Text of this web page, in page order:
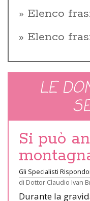
Elenco
Elenco
LE
Si può
Gli Specialisti
di Dottor Claudio Ivan
Durante la